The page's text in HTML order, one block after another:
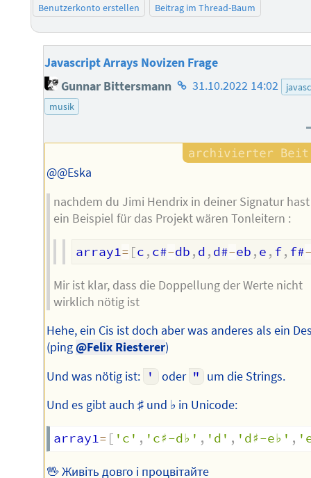
Benutzerkonto erstellen
Beitrag im Thread-Baum
Javascript Arrays Novizen Frage
Gunnar Bittersmann Homepage
31.10.2022 14:02
musik
@@Eska
nachdem du Jimi Hendrix in deiner Signatur
ein Beispiel für das Projekt wären Tonleitern :
array1= [c , c#-db , d , d#-eb , e , f, f#
Mir ist klar, dass die Doppellung der Werte nicht
wirklich nötig ist
Hehe, ein Cis ist doch aber was anderes als ein
(ping@Felix Riesterer)
Und was nötig ist: ' oder " um die Strings.
Und es gibt auch ♯ und ♭ in Unicode:
array1= [ 'c' , 'c♯-d♭' , 'd' , 'd♯-e♭' ,
🖖 Живіть довго і процвітайте